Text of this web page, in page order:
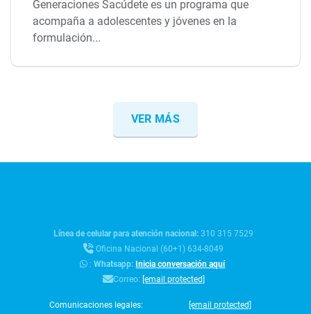
Generaciones Sacúdete es un programa que
acompaña a adolescentes y jóvenes en la
formulación...
VER MÁS
Línea de celular para atención nacional:310 315 7529
Oficina Nacional (60+1) 634-8049
:Whatsapp:Inicia conversación aquí
Correo: [email protected]
Comunicaciones legales: [email protected]